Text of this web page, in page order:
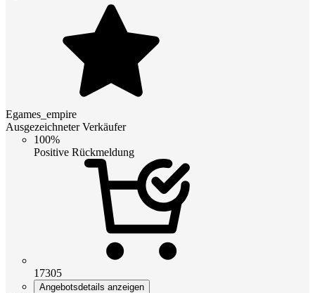
Egames_empire
Ausgezeichneter Verkäufer
100%
Positive Rückmeldung
17305
Angebotsdetails anzeigen